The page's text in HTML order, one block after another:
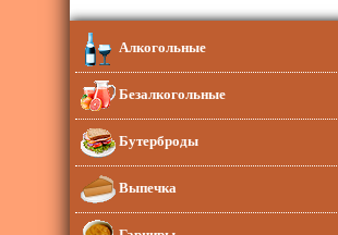
Алкогольные
Безалкогольные
Бутерброды
Выпечка